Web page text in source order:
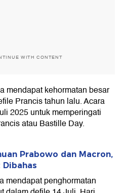
WITH CONTENT
mendapat kehormatan besar
Prancis tahun lalu. Acara
2025 untuk memperingati
atau Bastille Day.
Prabowo dan Macron,
mendapat penghormatan